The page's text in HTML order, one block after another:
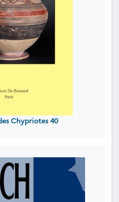
Chypriotes 40